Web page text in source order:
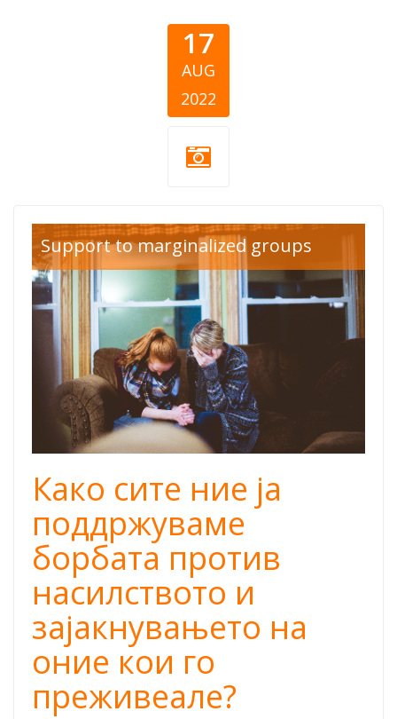
17
AUG
2022
nasilje-1.png
Support to marginalized groups
Како сите ние ја
поддржуваме
борбата против
насилството и
зајакнувањето на
оние кои го
преживеале?